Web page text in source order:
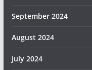
September 2024
August 2024
July 2024